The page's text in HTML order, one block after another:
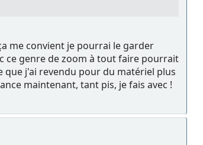
me convient je pourrai le garder
ce genre de zoom à tout faire pourrait
que j'ai revendu pour du matériel plus
maintenant, tant pis, je fais avec !